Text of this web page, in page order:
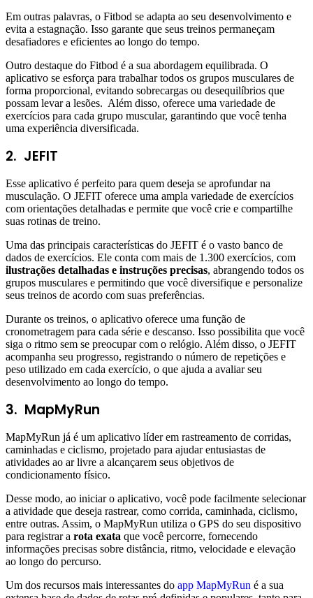
Em outras palavras, o Fitbod se adapta ao seu desenvolvimento e
evita a estagnação. Isso garante que seus treinos permaneçam
desafiadores e eficientes ao longo do tempo.
Outro destaque do Fitbod é a sua abordagem equilibrada. O
aplicativo se esforça para trabalhar todos os grupos musculares de
forma proporcional, evitando sobrecargas ou desequilíbrios que
possam levar a lesões. Além disso, oferece uma variedade de
exercícios para cada grupo muscular, garantindo que você tenha
uma experiência diversificada.
2. JEFIT
Esse aplicativo é perfeito para quem deseja se aprofundar na
musculação. O JEFIT oferece uma ampla variedade de exercícios
com orientações detalhadas e permite que você crie e compartilhe
suas rotinas de treino.
Uma das principais características do JEFIT é o vasto banco de
dados de exercícios. Ele conta com mais de 1.300 exercícios, com
ilustrações detalhadas e instruções precisas, abrangendo todos os
grupos musculares e permitindo que você diversifique e personalize
seus treinos de acordo com suas preferências.
Durante os treinos, o aplicativo oferece uma função de
cronometragem para cada série e descanso. Isso possibilita que você
siga o ritmo sem se preocupar com o relógio. Além disso, o JEFIT
acompanha seu progresso, registrando o número de repetições e
peso utilizado em cada exercício, o que ajuda a avaliar seu
desenvolvimento ao longo do tempo.
3. MapMyRun
MapMyRun já é um aplicativo líder em rastreamento de corridas,
caminhadas e ciclismo, projetado para ajudar entusiastas de
atividades ao ar livre a alcançarem seus objetivos de
condicionamento físico.
Desse modo, ao iniciar o aplicativo, você pode facilmente selecionar
a atividade que deseja rastrear, como corrida, caminhada, ciclismo,
entre outras. Assim, o MapMyRun utiliza o GPS do seu dispositivo
para registrar a rota exata que você percorre, fornecendo
informações precisas sobre distância, ritmo, velocidade e elevação
ao longo do percurso.
Um dos recursos mais interessantes do app MapMyRun é a sua